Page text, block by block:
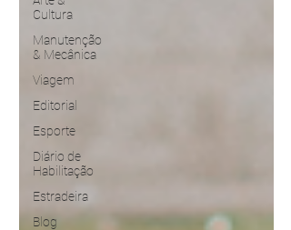
Cultura
Manutenção
& Mecânica
Viagem
Editorial
Esporte
Diário de
Habilitação
Estradeira
Blog